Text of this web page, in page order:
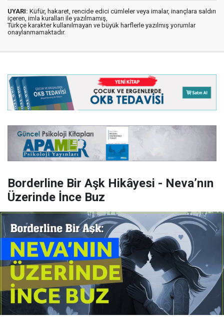
UYARI: Küfür, hakaret, rencide edici cümleler veya imalar, inançlara saldırı
içeren, imla kuralları ile yazılmamış,
Türkçe karakter kullanılmayan ve büyük harflerle yazılmış yorumlar
onaylanmamaktadır.
Borderline Bir Aşk Hikâyesi - Neva’nın
Üzerinde İnce Buz